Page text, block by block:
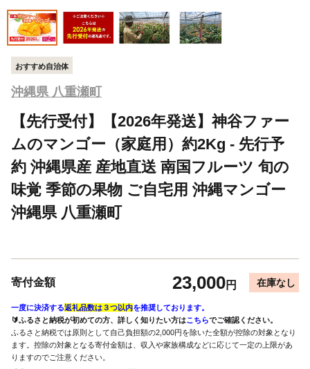
おすすめ自治体
沖縄県 八重瀬町
【先行受付】【2026年発送】神谷ファー
ムのマンゴー（家庭用）約2Kg - 先行予
約 沖縄県産 産地直送 南国フルーツ 旬の
味覚 季節の果物 ご自宅用 沖縄マンゴー
沖縄県 八重瀬町
寄付金額 23,000円 在庫なし
一度に決済する返礼品数は３つ以内を推奨しております。
🔰ふるさと納税が初めての方、詳しく知りたい方はこちらでご確認ください。
ふるさと納税では原則として自己負担額の2,000円を除いた全額が控除の対象となり
ます。控除の対象となる寄付金額は、収入や家族構成などに応じて一定の上限があ
りますのでご注意ください。